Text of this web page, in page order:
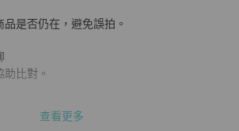
是否仍在，避免誤拍。
比對。
謝理解！
查看更多